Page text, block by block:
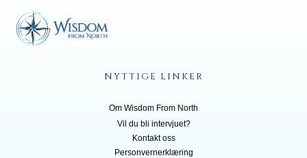
NYTTIGE LINKER
Om Wisdom From North
Vil du bli intervjuet?
Kontakt oss
Personvernerklæring